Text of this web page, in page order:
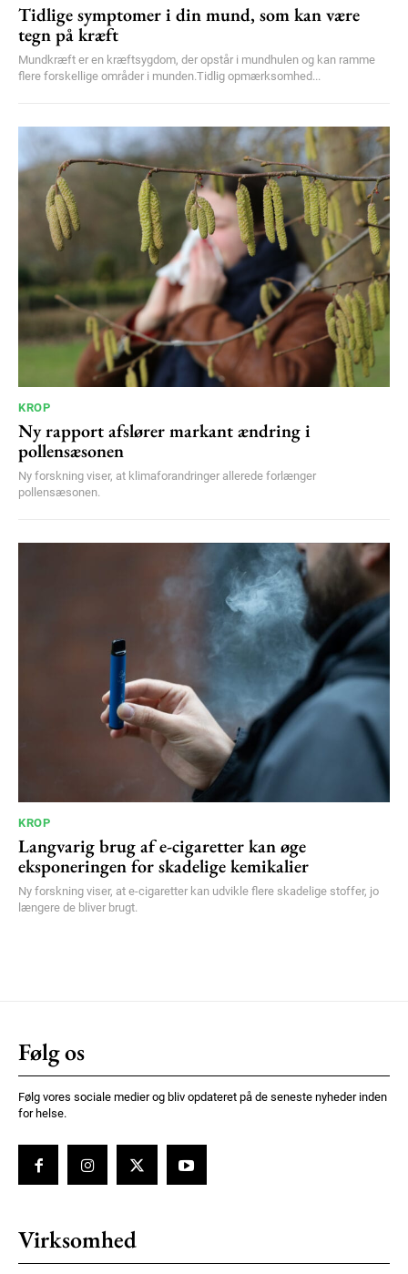
Tidlige symptomer i din mund, som kan være
tegn på kræft
Mundkræft er en kræftsygdom, der opstår i mundhulen og kan ramme
flere forskellige områder i munden.Tidlig opmærksomhed...
KROP
Ny rapport afslører markant ændring i
pollensæsonen
Ny forskning viser, at klimaforandringer allerede forlænger
pollensæsonen.
KROP
Langvarig brug af e-cigaretter kan øge
eksponeringen for skadelige kemikalier
Ny forskning viser, at e-cigaretter kan udvikle flere skadelige stoffer, jo
længere de bliver brugt.
Følg os
Følg vores sociale medier og bliv opdateret på de seneste nyheder inden
for helse.
Virksomhed